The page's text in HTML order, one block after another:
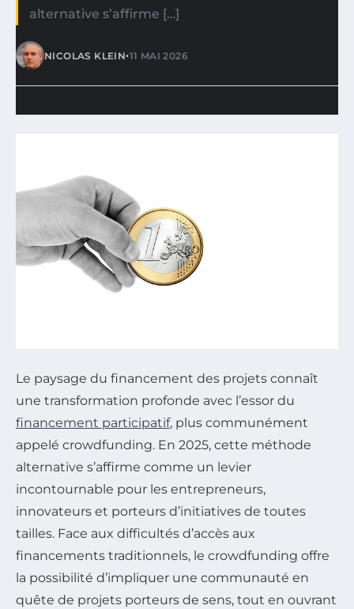
alternative s’affirme […]
NICOLAS KLEIN•11 MAI 2026
Le paysage du financement des projets connaît
une transformation profonde avec l’essor du
financement participatif, plus communément
appelé crowdfunding. En 2025, cette méthode
alternative s’affirme comme un levier
incontournable pour les entrepreneurs,
innovateurs et porteurs d’initiatives de toutes
tailles. Face aux difficultés d’accès aux
financements traditionnels, le crowdfunding offre
la possibilité d’impliquer une communauté en
quête de projets porteurs de sens, tout en ouvrant